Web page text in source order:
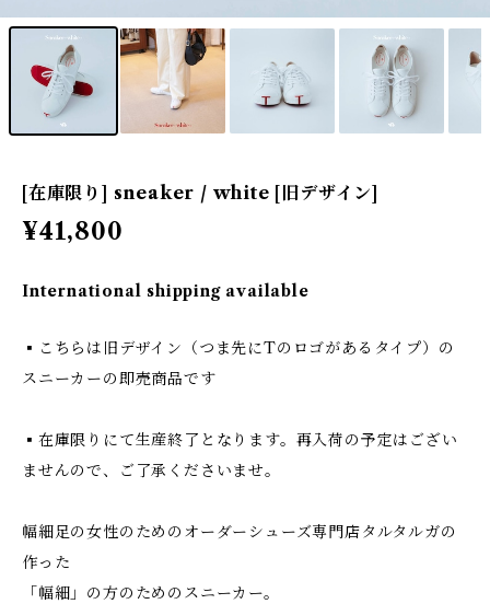
[在庫限り] sneaker / white [旧デザイン]
¥41,800
International shipping available
▪️こちらは旧デザイン（つま先にTのロゴがあるタイプ）の
スニーカーの即売商品です
▪️在庫限りにて生産終了となります。再入荷の予定はござい
ませんので、ご了承くださいませ。
幅細足の女性のためのオーダーシューズ専門店タルタルガの
作った
「幅細」の方のためのスニーカー。